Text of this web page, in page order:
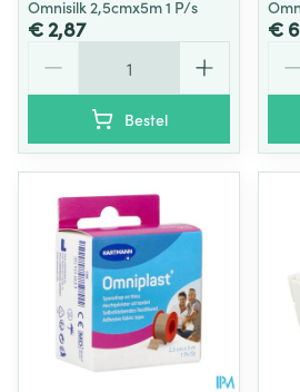
Omnisilk 2,5cmx5m 1 P/s
€ 2,87
Bestel
€